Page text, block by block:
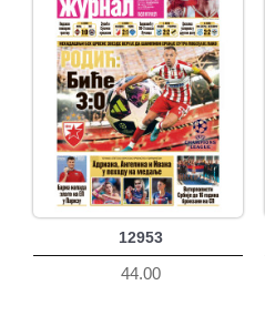
12953
44.00